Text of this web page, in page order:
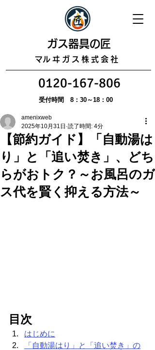
​ガス器具の匠
​マルヰガス株式会社
0120-167-806
受付時間 8：30～18：00
【節約ガイド】「自動湯は
り」と「追い焚き」、どち
らがおトク？～お風呂のガ
ス代を賢く抑える方法～
amenixweb
2025年10月31日 読了時間: 4分
目次
はじめに
「自動湯はり」と「追い焚き」の